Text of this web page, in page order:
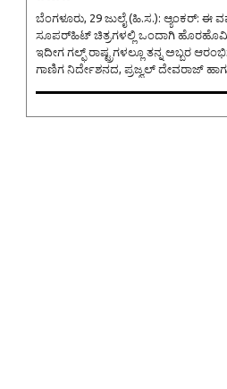
ಬೆಂಗಳೂರು, 29 ಜುಲೈ (ಹಿ.ಸ.): ಆ್ಯಂಕರ್: ಈ ವರ್ಷದ ಸ್ಯಾಂಡಲ್‌ವುಡ್‌ನ
ಸೂಪರ್‌ಹಿಟ್ ಚಿತ್ರಗಳಲ್ಲಿ ಒಂದಾಗಿ
ಇದೀಗ ಗಲ್ಫ್‌ ರಾಷ್ಟ್ರಗಳಲ್ಲೂ ತನ್ನ ಅಬ್ಬರ
ಗಾಣಿಗ ನಿರ್ದೇಶನದ, ಪ್ರಜ್ವಲ್ ದೇವರಾಜ್